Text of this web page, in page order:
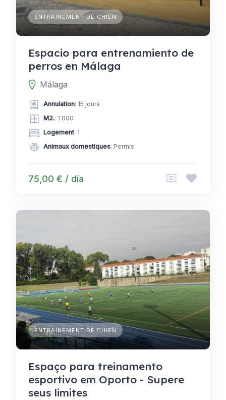
ENTRAINEMENT DE CHIEN
Espacio para entrenamiento de
perros en Málaga
Málaga
Annulation: 15 jours
M2.: 1 000
Logement: 1
Animaux domestiques: Permis
75,00 € / día
ENTRAINEMENT DE CHIEN
Espaço para treinamento
esportivo em Oporto - Supere
seus limites